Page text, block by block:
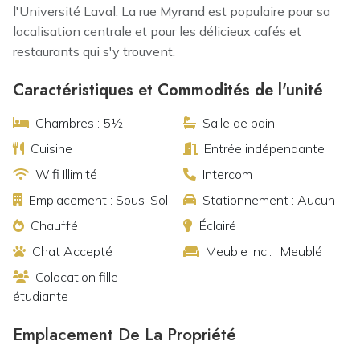
l'Université Laval. La rue Myrand est populaire pour sa
localisation centrale et pour les délicieux cafés et
restaurants qui s'y trouvent.
Caractéristiques et Commodités de l'unité
Chambres : 5½
Salle de bain
Cuisine
Entrée indépendante
Wifi Illimité
Intercom
Emplacement : Sous-Sol
Stationnement : Aucun
Chauffé
Éclairé
Chat Accepté
Meuble Incl. : Meublé
Colocation fille –
étudiante
Emplacement De La Propriété